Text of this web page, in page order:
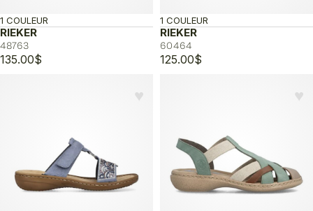
RIEKER
48763
1 COULEUR
135.00$
RIEKER
60464
1 COULEUR
125.00$
♥︎ ♥︎